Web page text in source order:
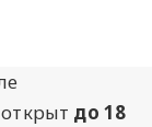
до 18